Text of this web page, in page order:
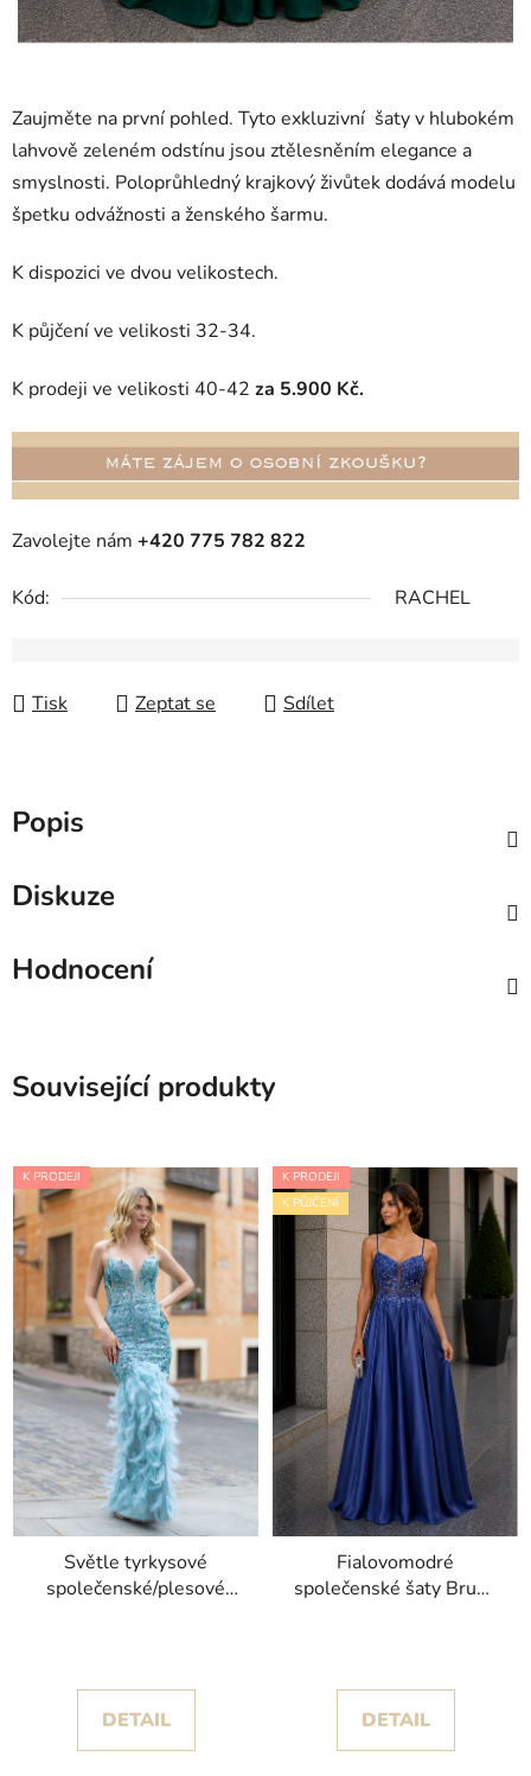
Zaujměte na první pohled. Tyto exkluzivní šaty v hlubokém
lahvově zeleném odstínu jsou ztělesněním elegance a
smyslnosti. Poloprůhledný krajkový živůtek dodává modelu
špetku odvážnosti a ženského šarmu.
K dispozici ve dvou velikostech.
K půjčení ve velikosti 32-34.
K prodeji ve velikosti 40-42 za 5.900 Kč.
Zavolejte nám +420 775 782 822
Kód: RACHEL
Tisk Zeptat se Sdílet
Popis
Diskuze
Hodnocení
Související produkty
K PRODEJI
Světle tyrkysové
společenské/plesové
DETAIL
K PRODEJI
K PŮJČENÍ
Fialovomodré
společenské šaty Brufia
DETAIL